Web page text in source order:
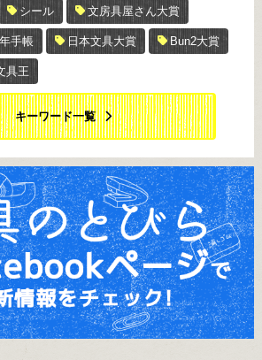
シール 文房具屋さん大賞
手帳 日本文具大賞 Bun2大賞
具王
キーワード一覧